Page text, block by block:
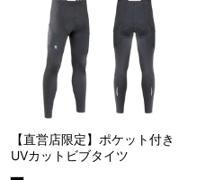
【直営店限定】ポケット付き
UVカットビブタイツ